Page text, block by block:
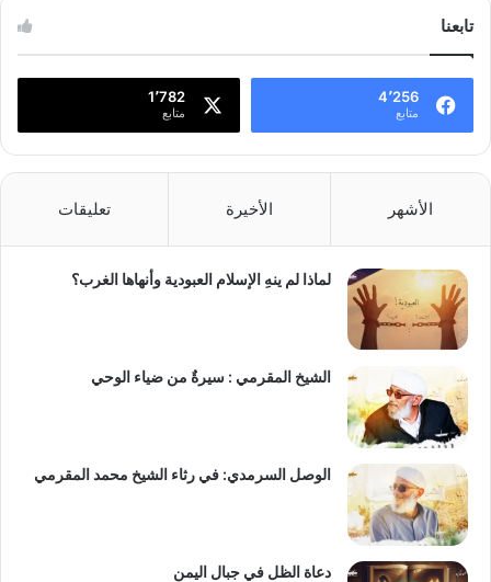
تابعنا
4٬256
متابع
1٬782
متابع
الأشهر الأخيرة تعليقات
لماذا لم ينهِ الإسلام العبودية وأنهاها الغرب؟
الشيخ المقرمي : سيرةٌ من ضياء الوحي
الوصل السرمدي: في رثاء الشيخ محمد المقرمي
دعاة الظل في جبال اليمن